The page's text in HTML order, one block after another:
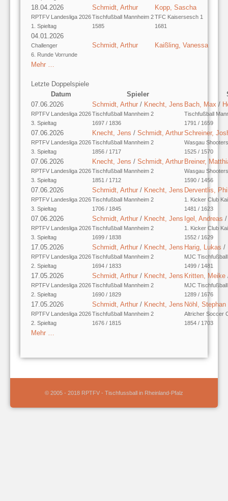
18.04.2026
RPTFV Landesliga 2026
1. Spieltag
Schmidt, Arthur
Tischfußball Mannheim 2
1585
Kopp, Sascha
TFC Kaisersesch 1
1681
04.01.2026
Challenger
6. Runde Vorrunde
Schmidt, Arthur Kaißling, Vanessa
Mehr …
Letzte Doppelspiele
Datum
Spieler
07.06.2026
RPTFV Landesliga 2026
3. Spieltag
Schmidt, Arthur / Knecht, Jens
Tischfußball Mannheim 2
1697 / 1836
Bach, Max /
Tischfußball
1791 / 1659
07.06.2026
RPTFV Landesliga 2026
3. Spieltag
Knecht, Jens / Schmidt, Arthur
Tischfußball Mannheim 2
1856 / 1717
Schreiner,
Wasgau
1525 / 1570
07.06.2026
RPTFV Landesliga 2026
3. Spieltag
Knecht, Jens / Schmidt, Arthur
Tischfußball Mannheim 2
1851 / 1712
Breiner,
Wasgau
1590 / 1456
07.06.2026
RPTFV Landesliga 2026
3. Spieltag
Schmidt, Arthur / Knecht, Jens
Tischfußball Mannheim 2
1706 / 1845
Derventlis,
1. Kicker Club
1481 / 1623
07.06.2026
RPTFV Landesliga 2026
3. Spieltag
Schmidt, Arthur / Knecht, Jens
Tischfußball Mannheim 2
1699 / 1838
Igel, Andreas
1. Kicker Club
1552 / 1629
17.05.2026
RPTFV Landesliga 2026
2. Spieltag
Schmidt, Arthur / Knecht, Jens
Tischfußball Mannheim 2
1694 / 1833
Harig, Lukas /
MJC
1499 / 1481
17.05.2026
RPTFV Landesliga 2026
2. Spieltag
Schmidt, Arthur / Knecht, Jens
Tischfußball Mannheim 2
1690 / 1829
Kritten, Meike
MJC
1289 / 1676
17.05.2026
RPTFV Landesliga 2026
2. Spieltag
Schmidt, Arthur / Knecht, Jens
Tischfußball Mannheim 2
1676 / 1815
Nöhl, Stephan
Altricher Soccer
1854 / 1703
Mehr …
© 2005 - 2018 RPTFV - Tischfussball in Rheinland-Pfalz